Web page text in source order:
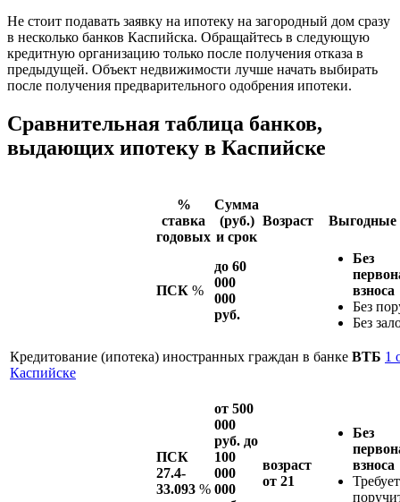
Не стоит подавать заявку на ипотеку на загородный дом сразу
в несколько банков Каспийска. Обращайтесь в следующую
кредитную организацию только после получения отказа в
предыдущей. Объект недвижимости лучше начать выбирать
после получения предварительного одобрения ипотеки.
Сравнительная таблица банков,
выдающих ипотеку в Каспийске
%
ставка
годовых
Сумма
(руб.)
и срок
Возраст Выгодные
ПСК %
до 60
000
000
руб.
Без
взноса
Без
Без
Кредитование (ипотека) иностранных граждан в банке ВТБ 1
Каспийске
ПСК
27.4-
33.093 %
от 500
000
руб. до
100
000
000
возраст
от 21
Без
взноса